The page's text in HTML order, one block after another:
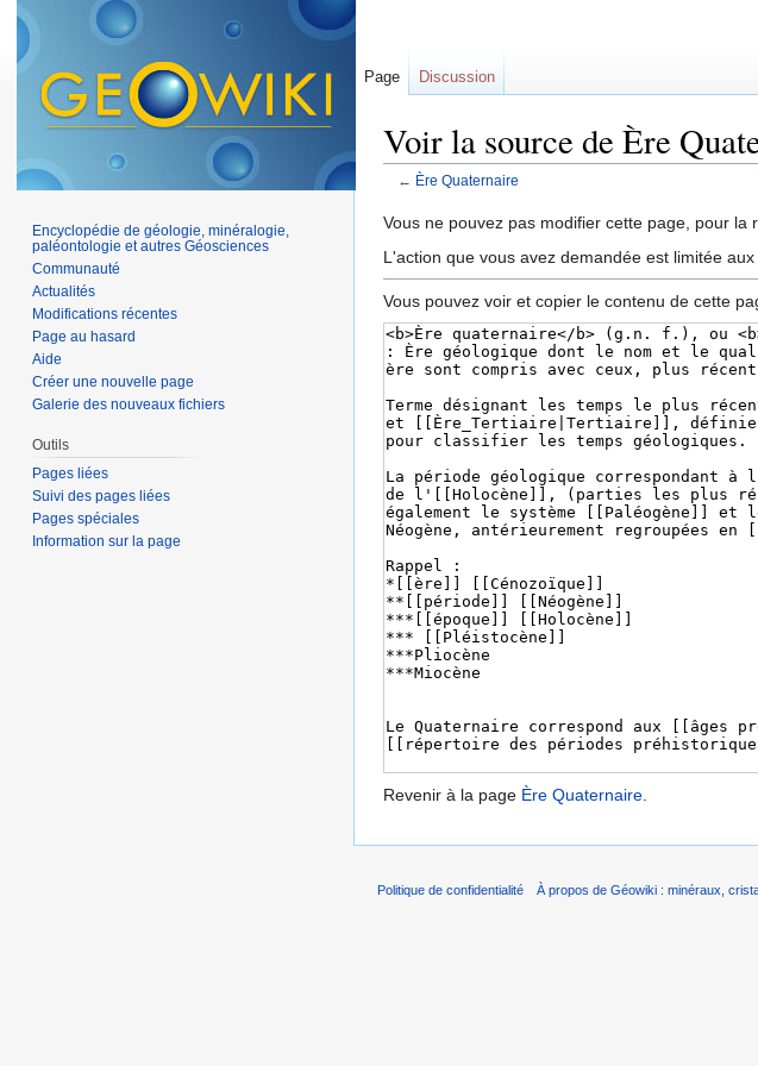
Voir la source de Ère
← Ère Quaternaire
Vous ne pouvez pas modifier cette page, pour la
L'action que vous avez demandée est limitée
Vous pouvez voir et copier le contenu de cette
Revenir à la page Ère Quaternaire.
Page Discussion
Encyclopédie de géologie, minéralogie,
paléontologie et autres Géosciences
Communauté
Actualités
Modifications récentes
Page au hasard
Aide
Créer une nouvelle page
Galerie des nouveaux fichiers
Outils
Pages liées
Suivi des pages liées
Pages spéciales
Information sur la page
Politique de confidentialité À propos de Géowiki : minéraux,